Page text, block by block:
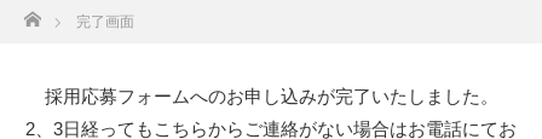
ホーム
完了画面
採用応募フォームへのお申し込みが完了いたしました。
2、3日経ってもこちらからご連絡がない場合はお電話にてお